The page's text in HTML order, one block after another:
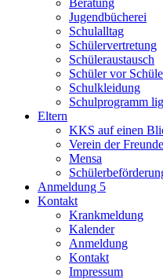
Beratung
Jugendbücherei
Schulalltag
Schülervertretung
Schüleraustausch
Schüler vor
Schulkleidung
Schulprogramm
Eltern
KKS auf einen
Verein der Freunde
Mensa
Anmeldung 5
Kontakt
Krankmeldung
Kalender
Anmeldung
Kontakt
Impressum